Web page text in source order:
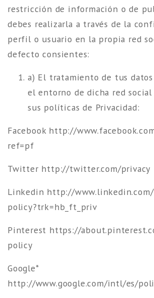
restricción de información o de
debes realizarla a través de la
perfil o usuario en la propia red
defecto consientes:
a) El tratamiento de tus datos
el entorno de dicha red
sus políticas de Privacidad:
Facebook http://
ref=pf
Twitter http://twitter.com/privacy
Linkedin http://
policy?trk=hb_ft_priv
Pinterest https://
policy
Google*
http://www.google.com/intl/es/